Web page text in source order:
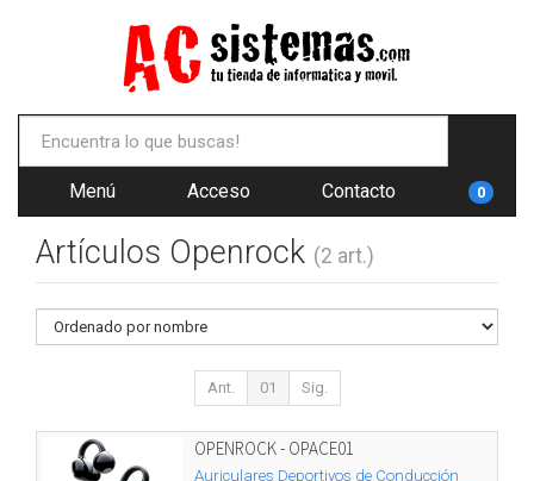
Menú Acceso Contacto 0
Artículos Openrock (2 art.)
Ant. 01 Sig.
OPENROCK - OPACE01
Auriculares Deportivos de Conducción